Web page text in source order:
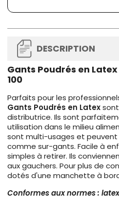
DESCRIPTION
Gants Poudrés en
100
Parfaits pour les
Gants Poudrés en Latex
distributrice. Ils sont
utilisation dans le milieu
sont multi-usages et peuvent
comme sur-gants. Facile à
simples à retirer. Ils
aux gauchers. Pour plus de
dotés d'une manchette à
Conformes aux normes :